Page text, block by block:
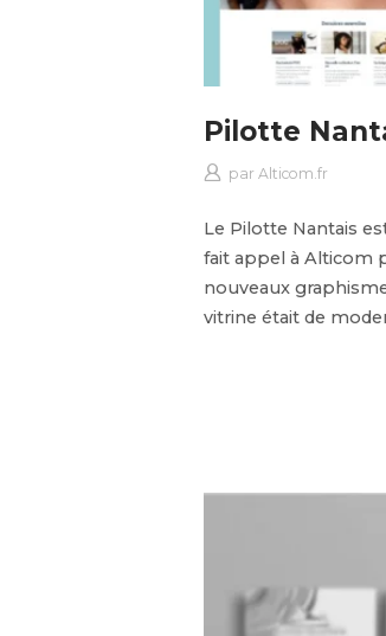
Pilotte
par Alticom.fr
Le Pilotte Nantais
fait appel à Alticom
nouveaux
vitrine était de